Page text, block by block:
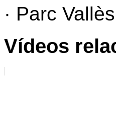
· Parc
Vídeos